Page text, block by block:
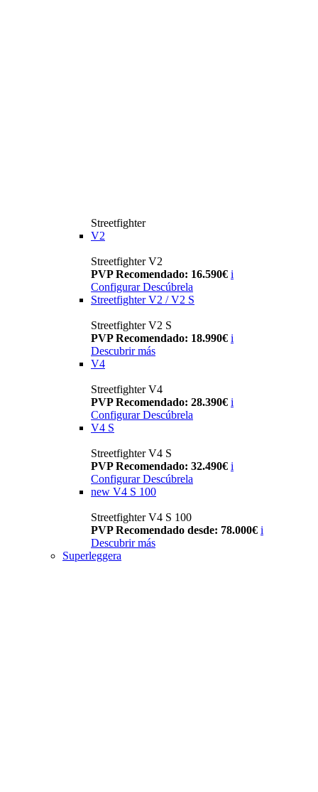
Streetfighter
V2
Streetfighter V2
PVP Recomendado: 16.590€ i
Configurar Descúbrela
Streetfighter V2 / V2 S
Streetfighter V2 S
PVP Recomendado: 18.990€ i
Descubrir más
V4
Streetfighter V4
PVP Recomendado: 28.390€ i
Configurar Descúbrela
V4 S
Streetfighter V4 S
PVP Recomendado: 32.490€ i
Configurar Descúbrela
new V4 S 100
Streetfighter V4 S 100
PVP Recomendado desde: 78.000€ i
Descubrir más
Superleggera